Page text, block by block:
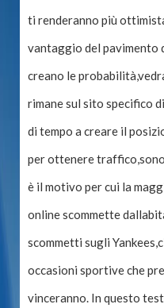
ti renderanno più
vantaggio del pavimento
creano le
rimane sul sito specifico
di tempo a creare il
per ottenere
è il motivo per cui la
online scommette
scommetti sugli
occasioni sportive che
vinceranno. In questo